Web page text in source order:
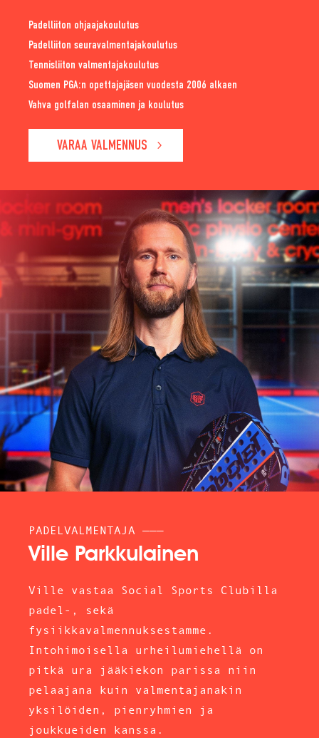
Padelliiton ohjaajakoulutus
Padelliiton seuravalmentajakoulutus
Tennisliiton valmentajakoulutus
Suomen PGA:n opettajajäsen vuodesta 2006 alkaen
Vahva golfalan osaaminen ja koulutus
VARAA VALMENNUS
PADELVALMENTAJA ———
Ville Parkkulainen
Ville vastaa Social Sports Clubilla
padel-, sekä
fysiikkavalmennuksestamme.
Intohimoisella urheilumiehellä on
pitkä ura jääkiekon parissa niin
pelaajana kuin valmentajanakin
yksilöiden, pienryhmien ja
joukkueiden kanssa.